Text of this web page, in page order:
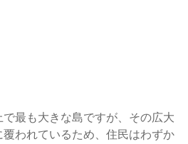
最も大きな島ですが、その広大
われているため、住民はわずか